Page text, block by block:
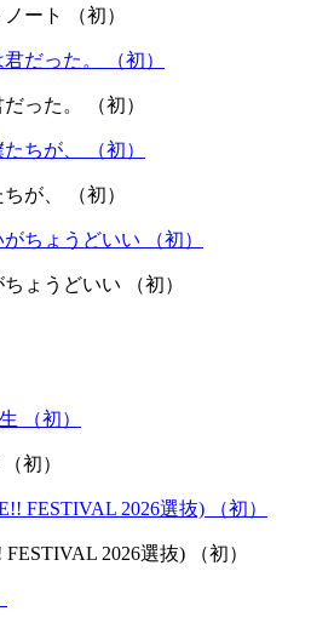
ート （初）
った。 （初）
が、 （初）
ょうどいい （初）
初）
2026選抜) （初）